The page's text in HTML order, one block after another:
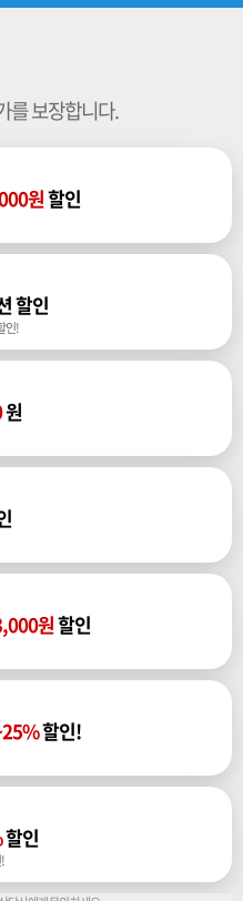
를 보장합니다.
원할인
할인
인!
원
원할인
할인!
할인
!